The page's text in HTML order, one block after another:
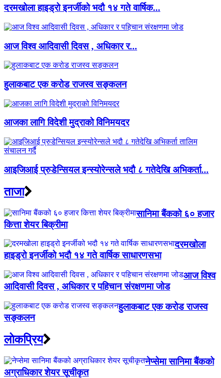
दरमखोला हाइड्रो इनर्जीको भदौ १४ गते वार्षिक...
आज विश्व आदिवासी दिवस , अधिकार र...
हुलाकबाट एक करोड राजस्व सङ्कलन
आजका लागि विदेशी मुद्राको विनिमयदर
आइजिआई प्रुडेन्सियल इन्स्योरेन्सले भदौ ८ गतेदेखि अभिकर्ता...
ताजा
सानिमा बैंकको ६० हजार
कित्ता शेयर बिक्रीमा
दरमखोला
हाइड्रो इनर्जीको भदौ १४ गते वार्षिक साधारणसभा
आज विश्व
आदिवासी दिवस , अधिकार र पहिचान संरक्षणमा जोड
हुलाकबाट एक करोड राजस्व
सङ्कलन
लाेकप्रिय
नेप्सेमा सानिमा बैंकको
अग्राधिकार शेयर सूचीकृत